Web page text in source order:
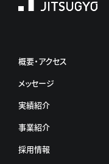
概要・アクセス
メッセージ
実績紹介
事業紹介
採用情報